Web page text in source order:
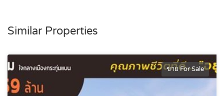
Similar Properties
ขาย For Sale